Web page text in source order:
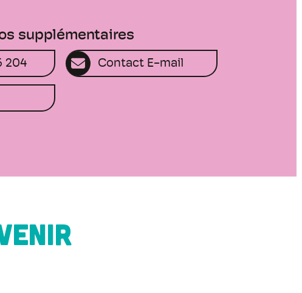
supplémentaires
204 Contact E-mail